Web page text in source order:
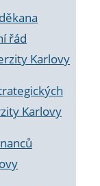
řád
Karlovy
Karlovy